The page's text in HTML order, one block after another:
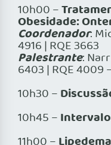
10h00 –
Obesidade:
Coordenador:
4916 | RQE 3663
Palestrante:
6403 | RQE 4009
10h30 –
10h45 – Intervalo